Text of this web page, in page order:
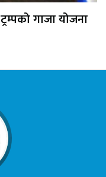
ट्रम्पको गाजा योजना